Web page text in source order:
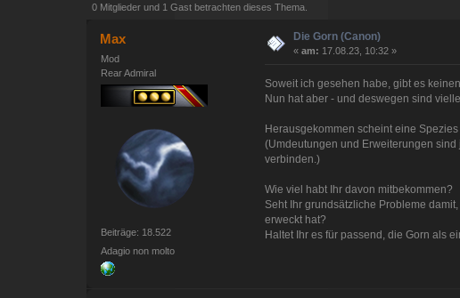
0 Mitglieder und 1 Gast betrachten dieses Thema.
Max
Mod
Rear Admiral
Beiträge: 18.522
Adagio non molto
Die Gorn (Canon)
«am: 17.08.23, 10:32 »
Soweit ich gesehen habe, gibt es
Nun hat aber - und deswegen sind
Herausgekommen scheint eine
(Umdeutungen und Erweiterungen
verbinden.)
Wie viel habt Ihr davon mitbekommen?
Seht Ihr grundsätzliche Probleme
erweckt hat?
Haltet Ihr es für passend, die Gorn als